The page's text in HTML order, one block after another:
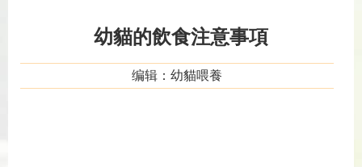
幼貓的飲食注意事項
编辑：幼貓喂養